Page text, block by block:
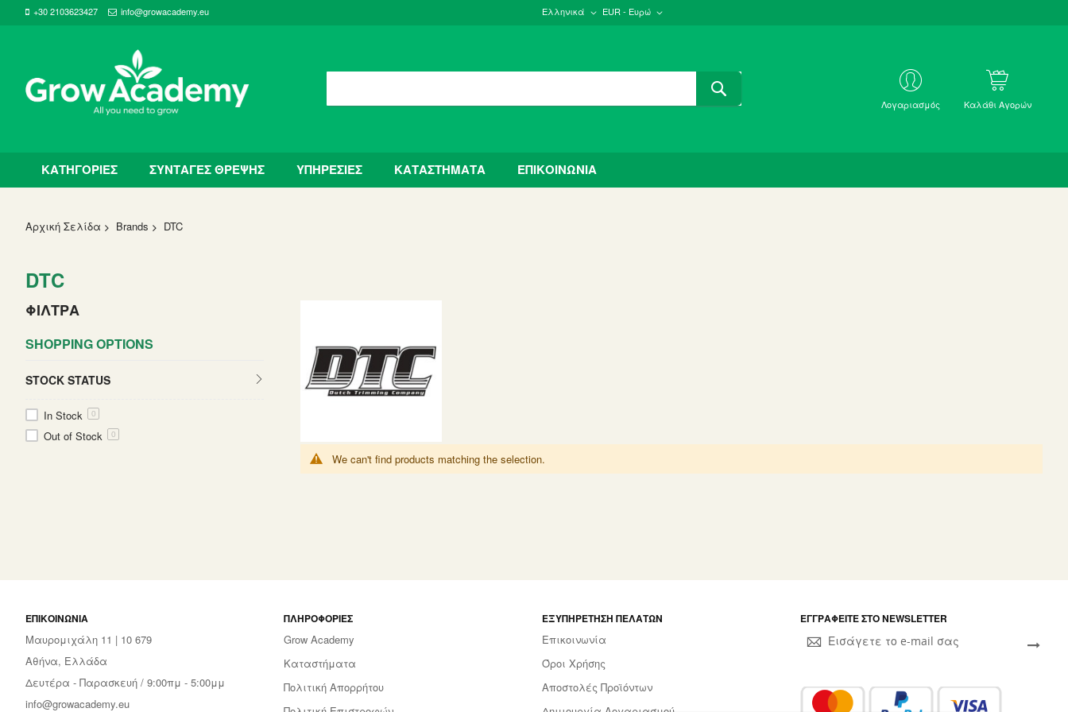
+30 2103623427 info@growacademy.eu Ελληνικά EUR - Ευρώ
ΜΕ
Λογαριασμός Καλάθι Αγορών
ΚΑΤΗΓΟΡΙΕΣ ΣΥΝΤΑΓΕΣ ΘΡΕΨΗΣ ΥΠΗΡΕΣΙΕΣ ΚΑΤΑΣΤΗΜΑΤΑ ΕΠΙΚΟΙΝΩΝΙΑ
Αρχική Σελίδα Brands DTC
DTC
We can't find products matching the selection.
ΦΙΛΤΡΑ
SHOPPING OPTIONS
STOCK STATUS
In Stock 0
Out of Stock 0
ΕΠΙΚΟΙΝΩΝΊΑ
Μαυρομιχάλη 11 | 10 679
Αθήνα, Ελλάδα
Δευτέρα - Παρασκευή / 9:00πμ - 5:00μμ
info@growacademy.eu
ΠΛΗΡΟΦΟΡΊΕΣ
Grow Academy
Καταστήματα
Πολιτική Απορρήτου
ΕΞΥΠΗΡΈΤΗΣΗ ΠΕΛΑΤΏΝ
Επικοινωνία
Όροι Χρήσης
Αποστολές Προϊόντων
ΕΓΓΡΑΦΕΊΤΕ ΣΤΟ NEWSLETTER
Sign
Up
Newsletter: